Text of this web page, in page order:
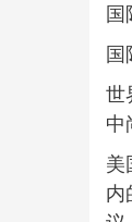
国
国
世
中
美
内